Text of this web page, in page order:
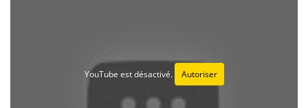
YouTube est désactivé. Autoriser